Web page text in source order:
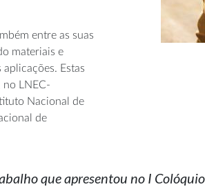
entre as suas
materiais e
Estas
LNEC-
Nacional de
de
que apresentou no I